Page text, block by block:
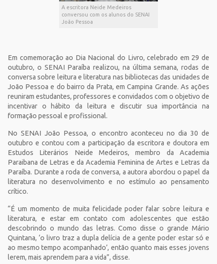
A escritora Neide Medeiros
conversou com os alunos do SENAI
João Pessoa
Em comemoração ao Dia Nacional do Livro, celebrado em 29 de
outubro, o SENAI Paraíba realizou, na última semana, rodas de
conversa sobre leitura e literatura nas bibliotecas das unidades de
João Pessoa e do bairro da Prata, em Campina Grande. As ações
reuniram estudantes, professores e convidados com o objetivo de
incentivar o hábito da leitura e discutir sua importância na
formação pessoal e profissional.
No SENAI João Pessoa, o encontro aconteceu no dia 30 de
outubro e contou com a participação da escritora e doutora em
Estudos Literários Neide Medeiros, membro da Academia
Paraibana de Letras e da Academia Feminina de Artes e Letras da
Paraíba. Durante a roda de conversa, a autora abordou o papel da
literatura no desenvolvimento e no estímulo ao pensamento
crítico.
“É um momento de muita felicidade poder falar sobre leitura e
literatura, e estar em contato com adolescentes que estão
descobrindo o mundo das letras. Como disse o grande Mário
Quintana, ‘o livro traz a dupla delícia de a gente poder estar só e
ao mesmo tempo acompanhado’, então quanto mais esses jovens
lerem, mais aprendem para a vida”, disse.